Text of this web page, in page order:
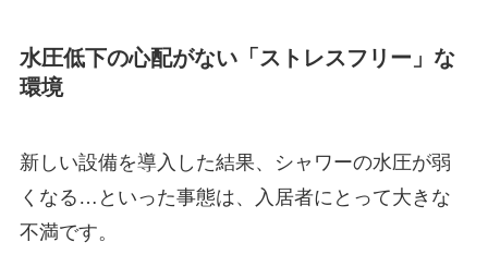
水圧低下の心配がない「ストレスフリー」な
環境
新しい設備を導入した結果、シャワーの水圧が弱
くなる…といった事態は、入居者にとって大きな
不満です。